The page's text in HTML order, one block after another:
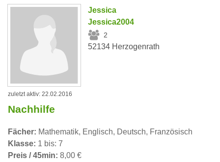
Jessica
Jessica2004
2
52134 Herzogenrath
zuletzt aktiv: 22.02.2016
Nachhilfe
Fächer: Mathematik, Englisch, Deutsch, Französisch
Klasse: 1 bis: 7
Preis / 45min: 8,00 €